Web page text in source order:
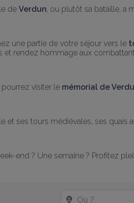
de Verdun, ou plutôt sa bataille, a
une partie de votre séjour vers le
et rendez hommage aux
visiter le mémorial de
et ses tours médiévales, ses quais
end ? Une semaine ? Profitez